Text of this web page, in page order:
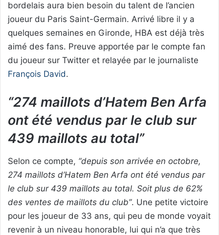
bordelais aura bien besoin du talent de l’ancien
joueur du Paris Saint-Germain. Arrivé libre il y a
quelques semaines en Gironde, HBA est déjà très
aimé des fans. Preuve apportée par le compte fan
du joueur sur Twitter et relayée par le journaliste
François David.
“274 maillots d’Hatem Ben Arfa
ont été vendus par le club sur
439 maillots au total”
Selon ce compte, “depuis son arrivée en octobre,
274 maillots d’Hatem Ben Arfa ont été vendus par
le club sur 439 maillots au total. Soit plus de 62%
des ventes de maillots du club”. Une petite victoire
pour les joueur de 33 ans, qui peu de monde voyait
revenir à un niveau honorable, lui qui n’a que très